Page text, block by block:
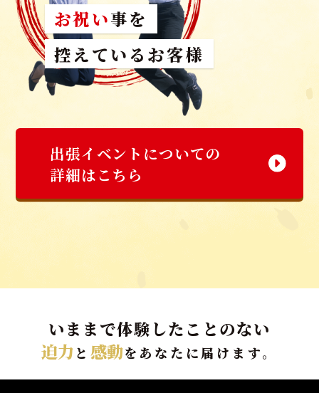
お祝い事を
控えているお客様
出張イベントについての
詳細はこちら
いままで体験したことのない
迫力と 感動をあなたに届けます。